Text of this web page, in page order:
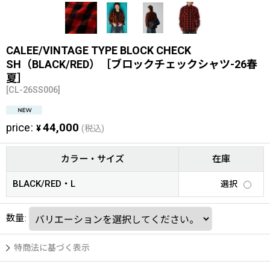
CALEE/VINTAGE TYPE BLOCK CHECK
SH（BLACK/RED）［ブロックチェックシャツ-26春
夏］
[CL-26SS006]
price: ¥44,000 (税込)
カラー・サイズ 在庫
BLACK/RED・L 選択
数量:
特商法に基づく表示